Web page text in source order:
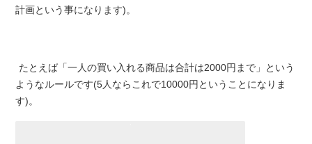
計画という事になります)。
たとえば「一人の買い入れる商品は合計は2000円まで」という
ようなルールです(5人ならこれで10000円ということになりま
す)。